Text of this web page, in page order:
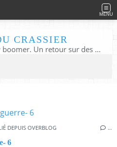
MENU
CRASSIER
Journal à rebours d'un baby boomer. Un retour sur des moments d'enfance ou d'adolescence à partir des murmures du quotidien
DEPUIS OVERBLOG …
6